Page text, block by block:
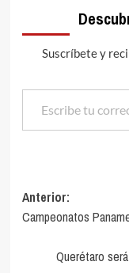
Suscríbete y
Escribe tu correo electrónico…
Navegación
de
entradas
Anterior:
Campeonatos
Querétaro